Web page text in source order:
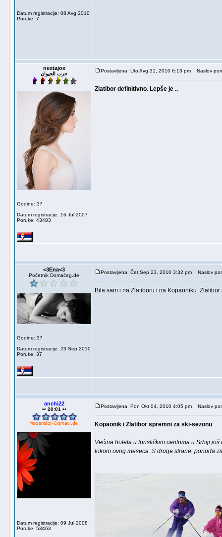
Datum registracije: 08 Avg 2010
Poruke: 7
nextajox
حزب الحيوان
Godine: 37
Datum registracije: 16 Jul 2007
Poruke: 43483
Postavljena: Uto Avg 31, 2010 6:13 pm Naslov
Zlatibor definitivno. Lepše je ..
<3Ena<3
Početnik Domaćeg.de
Godine: 37
Datum registracije: 23 Sep 2010
Poruke: 37
Postavljena: Čet Sep 23, 2010 3:32 pm Naslov
Bila sam i na Zlatiboru i na Kopaoniku.
anchi22
•• 20:01 ••
Datum registracije: 09 Jul 2008
Poruke: 53463
Postavljena: Pon Okt 04, 2010 4:05 pm Naslov
Kopaonik i Zlatibor spremni za ski-sezonu
Većina hotela u turističkim centrima u Srbiji
tokom ovog meseca. S druge strane, ponuda